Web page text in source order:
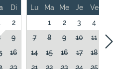
Di
2
9
16
Lu Ma Me Je Ve
1
2 3 4
7
8 9 10 11
12
14
15 16 17 18